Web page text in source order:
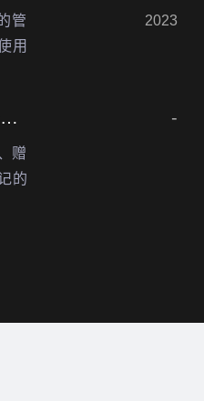
管
用
2023
金贝固定资产管理系统的管理流程和步骤是什么?
赠
的
-